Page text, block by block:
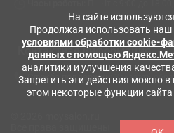
На сайте
Продолжая использовать наш
условиями обработки cookie-
данных с помощью
аналитики и улучшения
Запретить эти действия можно в
этом некоторые функции
Контактная информация
Служба поддержки: Заказать